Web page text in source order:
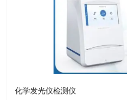
化学发光仪检测仪